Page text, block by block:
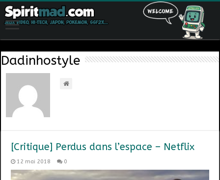
Dadinhostyle
[Critique] Perdus dans l’espace – Netflix
12 mai 2018 0